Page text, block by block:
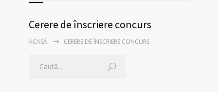
Cerere de înscriere concurs
ACASĂ CERERE DE ÎNSCRIERE CONCURS